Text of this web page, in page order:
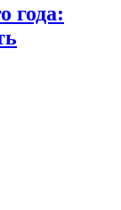
года: